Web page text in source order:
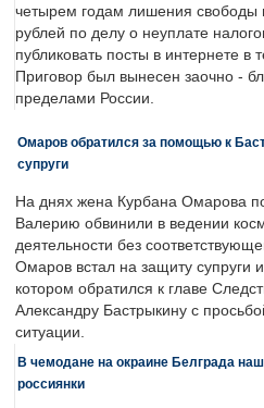
четырем годам лишения
рублей по делу о неуплате
публиковать посты в интернете в
Приговор был вынесен заочно -
пределами России.
Омаров обратился за помощью к
супруги
На днях жена Курбана Омарова
Валерию обвинили в ведении
деятельности без
Омаров встал на защиту супруги
котором обратился к главе
Александру Бастрыкину с
ситуации.
В чемодане на окраине Белграда
россиянки